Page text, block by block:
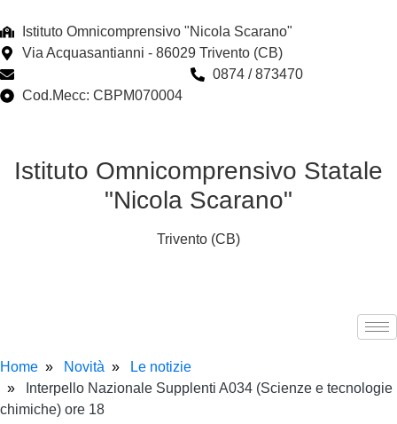
Istituto Omnicomprensivo "Nicola Scarano"
Via Acquasantianni - 86029 Trivento (CB)
0874 / 873470
Cod.Mecc: CBPM070004
Istituto Omnicomprensivo Statale
"Nicola Scarano"
Trivento (CB)
Home Novità
Le notizie
Interpello Nazionale Supplenti A034 (Scienze e tecnologie
chimiche) ore 18